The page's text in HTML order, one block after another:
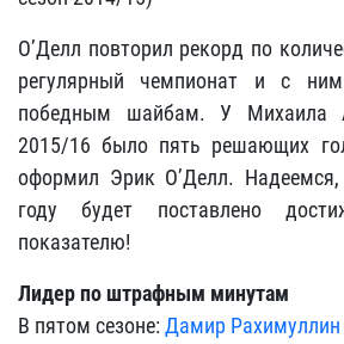
О’Делл повторил рекорд по
регулярный чемпионат и с
победным шайбам. У Михаила
2015/16 было пять решающих
оформил Эрик О’Делл.
году будет поставлено
показателю!
Лидер по штрафным минутам
В пятом сезоне:Дамир Рахимуллин